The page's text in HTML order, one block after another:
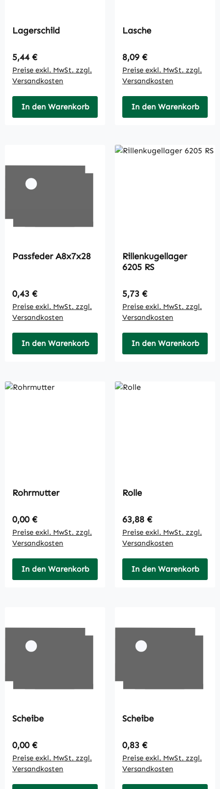
Lagerschild
Regulärer Preis:
5,44 €
Preise exkl. MwSt. zzgl.
Versandkosten
In den Warenkorb
Lasche
Regulärer Preis:
8,09 €
Preise exkl. MwSt. zzgl.
Versandkosten
In den Warenkorb
Passfeder A8x7x28
Regulärer Preis:
0,43 €
Preise exkl. MwSt. zzgl.
Versandkosten
In den Warenkorb
Rillenkugellager
6205 RS
Regulärer Preis:
5,73 €
Preise exkl. MwSt. zzgl.
Versandkosten
In den Warenkorb
Rohrmutter
Regulärer Preis:
0,00 €
Preise exkl. MwSt. zzgl.
Versandkosten
In den Warenkorb
Rolle
Regulärer Preis:
63,88 €
Preise exkl. MwSt. zzgl.
Versandkosten
In den Warenkorb
Scheibe
Regulärer Preis:
0,00 €
Preise exkl. MwSt. zzgl.
Versandkosten
Scheibe
Regulärer Preis:
0,83 €
Preise exkl. MwSt. zzgl.
Versandkosten